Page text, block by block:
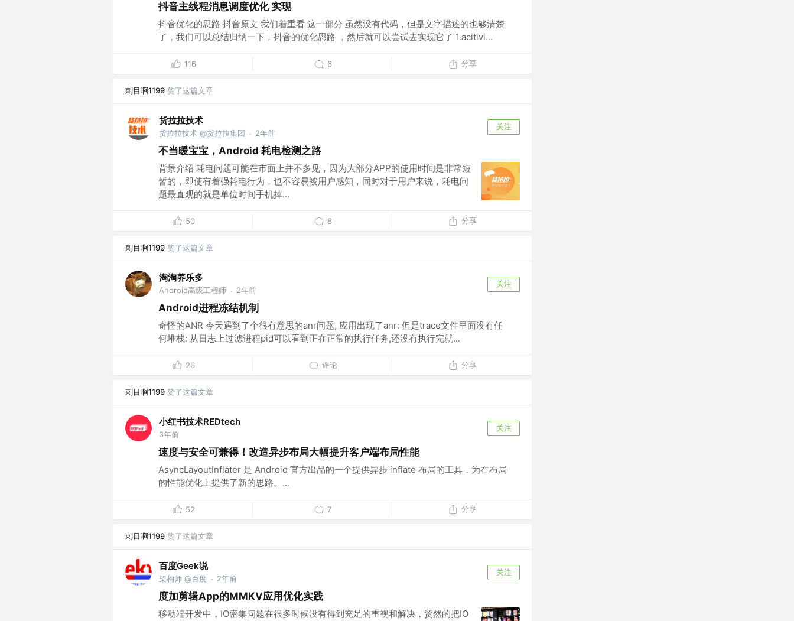
抖音主线程消息调度优化 实现
抖音优化的思路 抖音原文 我们着重看 这一部分 虽然没有代码，但是文字描述的也够清楚
了，我们可以总结归纳一下，抖音的优化思路 ，然后就可以尝试去实现它了 1.acitivi...
116 6 分享
刺目啊1199 赞了这篇文章
货拉拉技术
货拉拉技术 @货拉拉集团 · 2年前
关注
不当暖宝宝，Android 耗电检测之路
背景介绍 耗电问题可能在市面上并不多见，因为大部分APP的使用时间是非常短
暂的，即使有着强耗电行为，也不容易被用户感知，同时对于用户来说，耗电问
题最直观的就是单位时间手机掉...
50 8 分享
刺目啊1199 赞了这篇文章
淘淘养乐多
Android高级工程师 · 2年前
关注
Android进程冻结机制
奇怪的ANR 今天遇到了个很有意思的anr问题, 应用出现了anr: 但是trace文件里面没有任
何堆栈: 从日志上过滤进程pid可以看到正在正常的执行任务,还没有执行完就...
26 评论 分享
刺目啊1199 赞了这篇文章
小红书技术REDtech
3年前
关注
速度与安全可兼得！改造异步布局大幅提升客户端布局性能
AsyncLayoutInflater 是 Android 官方出品的一个提供异步 inflate 布局的工具，为在布局
的性能优化上提供了新的思路。...
52 7 分享
刺目啊1199 赞了这篇文章
百度Geek说
架构师 @百度 · 2年前
关注
度加剪辑App的MMKV应用优化实践
移动端开发中，IO密集问题在很多时候没有得到充足的重视和解决，贸然的把IO